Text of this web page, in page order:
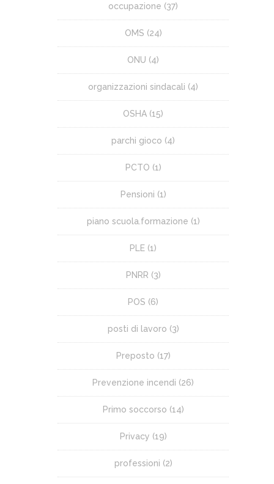
occupazione (37)
OMS (24)
ONU (4)
organizzazioni sindacali (4)
OSHA (15)
parchi gioco (4)
PCTO (1)
Pensioni (1)
piano scuola.formazione (1)
PLE (1)
PNRR (3)
POS (6)
posti di lavoro (3)
Preposto (17)
Prevenzione incendi (26)
Primo soccorso (14)
Privacy (19)
professioni (2)